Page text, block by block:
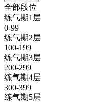
全部段位
练气期1层
0-99
练气期2层
100-199
练气期3层
200-299
练气期4层
300-399
练气期5层